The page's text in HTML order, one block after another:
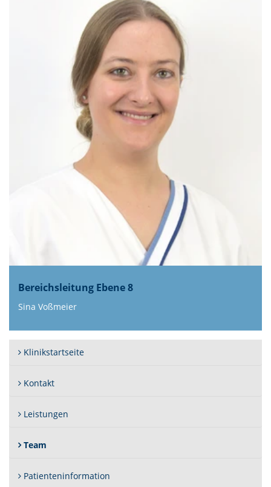
Bereichsleitung Ebene 8
Sina Voßmeier
Klinikstartseite
Kontakt
Leistungen
Team
Patienteninformation